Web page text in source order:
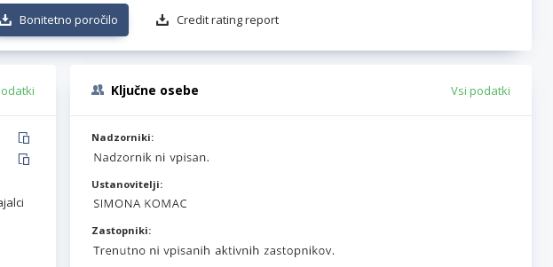
Bonitetno poročilo Credit rating report
Ključne osebe Vsi podatki
Nadzorniki:
Ustanovitelji:
Zastopniki: